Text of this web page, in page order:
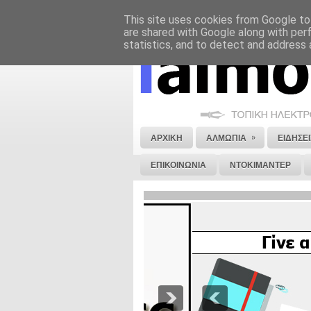
ΝΟΜΙΚΗ ΣΗΜΕΙΩΣΗ ΔΙΑΦΗΜΙΣΗ
ΑΡΧΙΚΗ ΑΛΜΩΠΙΑ »
ΕΠΙΚΟΙΝΩΝΙΑ ΝΤΟΚΙΜΑΝΤΕΡ
This site uses cookies from Google
are shared with Google along with
statistics, and to detect and address